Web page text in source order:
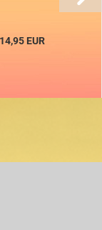
14,95 EUR